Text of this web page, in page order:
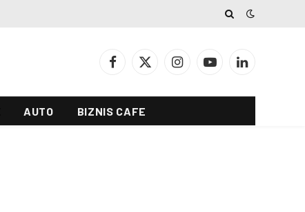
Facebook
X
InstagramYouTubeLinkedIn
AUTO BIZNIS CAFE